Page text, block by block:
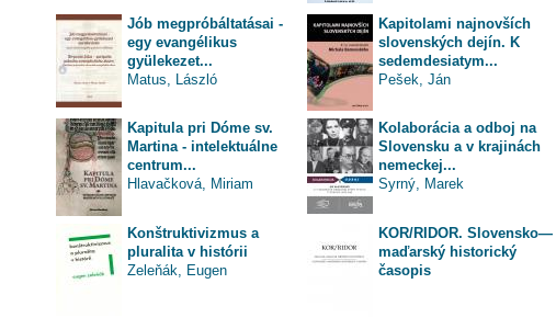
Jób megpróbáltatásai -
egy evangélikus
gyülekezet...
Matus, László
Kapitolami najnovších
slovenských dejín. K
sedemdesiatym...
Pešek, Ján
Kapitula pri Dóme sv.
Martina - intelektuálne
centrum...
Hlavačková, Miriam
Kolaborácia a odboj na
Slovensku a v krajinách
nemeckej...
Syrný, Marek
Konštruktivizmus a
pluralita v histórii
Zeleňák, Eugen
KOR/RIDOR. Slovensko—
maďarský historický
časopis